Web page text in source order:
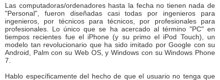
Las computadoras/ordenadores hasta la fecha no tienen nada de
"Personal", fueron diseñadas casi todas por ingenieros para
ingenieros, por técnicos para técnicos, por profesionales para
profesionales. Lo único que se ha acercado al término "PC" en
tiempos recientes fue el iPhone (y su primo el iPod Touch), un
modelo tan revolucionario que ha sido imitado por Google con su
Android, Palm con su Web OS, y Windows con su Windows Phone
7.
Hablo específicamente del hecho de que el usuario no tenga que